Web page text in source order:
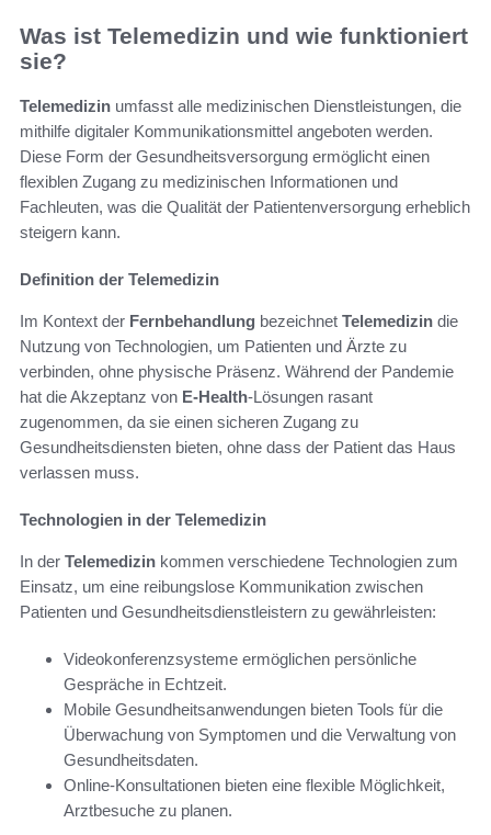
Was ist Telemedizin und wie funktioniert
sie?
Telemedizin umfasst alle medizinischen Dienstleistungen, die
mithilfe digitaler Kommunikationsmittel angeboten werden.
Diese Form der Gesundheitsversorgung ermöglicht einen
flexiblen Zugang zu medizinischen Informationen und
Fachleuten, was die Qualität der Patientenversorgung erheblich
steigern kann.
Definition der Telemedizin
Im Kontext der Fernbehandlung bezeichnet Telemedizin die
Nutzung von Technologien, um Patienten und Ärzte zu
verbinden, ohne physische Präsenz. Während der Pandemie
hat die Akzeptanz von E-Health-Lösungen rasant
zugenommen, da sie einen sicheren Zugang zu
Gesundheitsdiensten bieten, ohne dass der Patient das Haus
verlassen muss.
Technologien in der Telemedizin
In der Telemedizin kommen verschiedene Technologien zum
Einsatz, um eine reibungslose Kommunikation zwischen
Patienten und Gesundheitsdienstleistern zu gewährleisten:
Videokonferenzsysteme ermöglichen persönliche
Gespräche in Echtzeit.
Mobile Gesundheitsanwendungen bieten Tools für die
Überwachung von Symptomen und die Verwaltung von
Gesundheitsdaten.
Online-Konsultationen bieten eine flexible Möglichkeit,
Arztbesuche zu planen.